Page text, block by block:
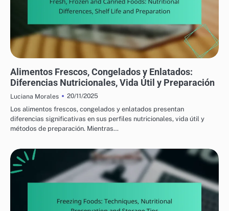
OPCIONES
Alimentos Frescos, Congelados y Enlatados:
Diferencias Nutricionales, Vida Útil y Preparación
Luciana Morales
20/11/2025
Los alimentos frescos, congelados y enlatados presentan
diferencias significativas en sus perfiles nutricionales, vida útil y
métodos de preparación. Mientras…